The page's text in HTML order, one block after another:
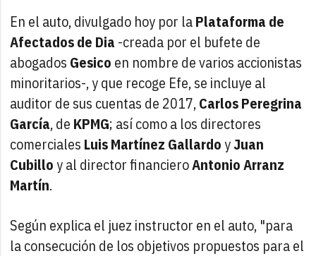
En el auto, divulgado hoy por laPlataforma de
Afectados de Dia -creada por el bufete de
abogados Gesico en nombre de varios accionistas
minoritarios-, y que recoge Efe, se incluye al
auditor de sus cuentas de 2017,Carlos Peregrina
García, de KPMG; así como a los directores
comerciales Luis Martínez GallardoyJuan
Cubilloy al director financieroAntonio Arranz
Martín.
Según explica el juez instructor en el auto, "para
la consecución de los objetivos propuestos para el